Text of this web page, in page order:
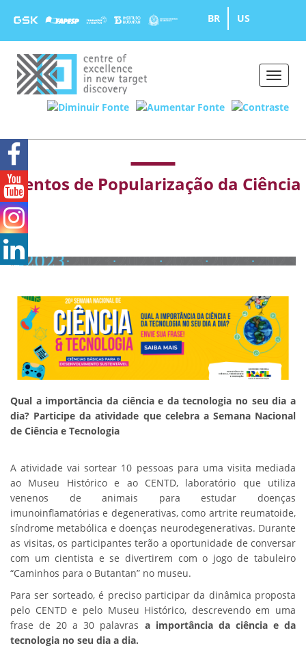
BR US
Toggle
Eventos de Popularização da Ciência
Qual a importância da ciência e da tecnologia no seu dia a
dia? Participe da atividade que celebra a Semana Nacional
de Ciência e Tecnologia
A atividade vai sortear 10 pessoas para uma visita mediada
ao Museu Histórico e ao CENTD, laboratório que utiliza
venenos de animais para estudar doenças
imunoinflamatórias e degenerativas, como artrite reumatoide,
síndrome metabólica e doenças neurodegenerativas. Durante
as visitas, os participantes terão a oportunidade de conversar
com um cientista e se divertirem com o jogo de tabuleiro
“Caminhos para o Butantan” no museu.
Para ser sorteado, é preciso participar da dinâmica proposta
pelo CENTD e pelo Museu Histórico, descrevendo em uma
frase de 20 a 30 palavras a importância da ciência e da
tecnologia no seu dia a dia.